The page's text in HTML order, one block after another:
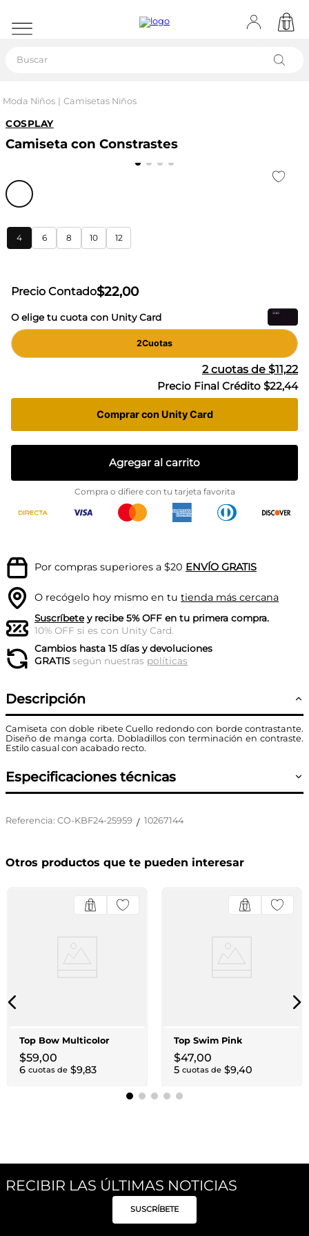
Moda Niños Camisetas Niños
COSPLAY
Camiseta con Constrastes
4 6 8 10 12
Precio Contado$22,00
O elige tu cuota con Unity Card
2Cuotas
2cuotas de $11,22
Precio Final Crédito $22,44
Comprar con Unity Card
Agregar al carrito
Compra o difiere con tu tarjeta favorita
Por compras superiores a $20 ENVÍO GRATIS
O recógelo hoy mismo en tu tienda más cercana
Suscríbetey recibe 5% OFF en tu primera compra.
10% OFF si es con Unity Card.
Cambios hasta 15 días y devoluciones
GRATISsegún nuestras políticas
Descripción
Camiseta con doble ribete Cuello redondo con borde contrastante.
Diseño de manga corta. Dobladillos con terminación en contraste.
Estilo casual con acabado recto.
Especificaciones técnicas
Referencia: CO-KBF24-25959 / 10267144
Otros productos que te pueden interesar
Top Bow Multicolor
$59,00
6 cuotas de $9,83
Top Swim Pink
$47,00
5 cuotas de $9,40
RECIBIR LAS ÚLTIMAS NOTICIAS
SUSCRÍBETE